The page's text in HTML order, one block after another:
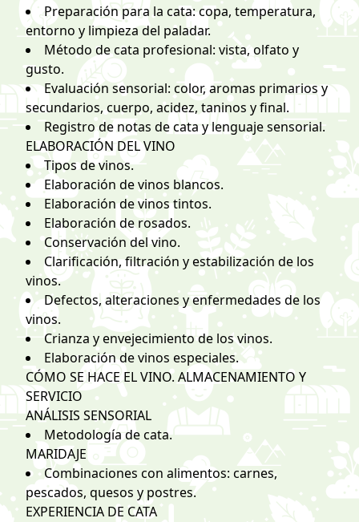
Preparación para la cata: copa, temperatura,
entorno y limpieza del paladar.
Método de cata profesional: vista, olfato y
gusto.
Evaluación sensorial: color, aromas primarios y
secundarios, cuerpo, acidez, taninos y final.
Registro de notas de cata y lenguaje sensorial.
ELABORACIÓN DEL VINO
Tipos de vinos.
Elaboración de vinos blancos.
Elaboración de vinos tintos.
Elaboración de rosados.
Conservación del vino.
Clarificación, filtración y estabilización de los
vinos.
Defectos, alteraciones y enfermedades de los
vinos.
Crianza y envejecimiento de los vinos.
Elaboración de vinos especiales.
CÓMO SE HACE EL VINO. ALMACENAMIENTO Y
SERVICIO
ANÁLISIS SENSORIAL
Metodología de cata.
MARIDAJE
Combinaciones con alimentos: carnes,
pescados, quesos y postres.
EXPERIENCIA DE CATA